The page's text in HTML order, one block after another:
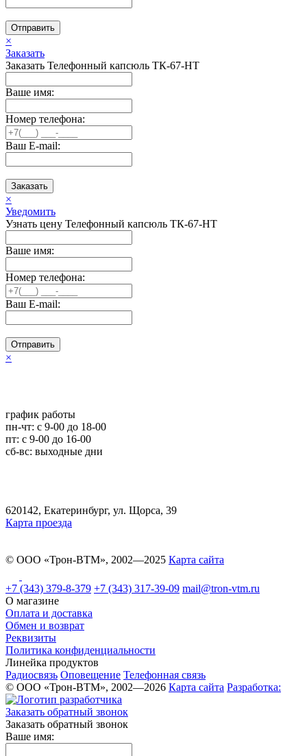
Отправить
×
Заказать
Заказать Телефонный капсюль ТК-67-HT
Ваше имя:
Номер телефона:
Ваш E-mail:
Заказать
×
Уведомить
Узнать цену Телефонный капсюль ТК-67-HT
Ваше имя:
Номер телефона:
Ваш E-mail:
Отправить
×
график работы
пн-чт: c 9-00 до 18-00
пт: с 9-00 до 16-00
сб-вс: выходные дни
620142, Екатеринбург, ул. Щорса, 39
Карта проезда
© ООО «Трон-ВТМ», 2002—2025 Карта сайта
+7 (343) 379-8-379 +7 (343) 317-39-09 mail@tron-vtm.ru
О магазине
Оплата и доставка
Обмен и возврат
Реквизиты
Политика конфиденциальности
Линейка продуктов
Радиосвязь Оповещение Телефонная связь
© ООО «Трон-ВТМ», 2002—2026 Карта сайта Разработка:
Заказать обратный звонок
Заказать обратный звонок
Ваше имя: